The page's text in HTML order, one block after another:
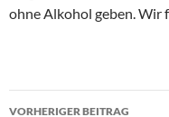
ohne Alkohol geben. Wir
VORHERIGER BEITRAG